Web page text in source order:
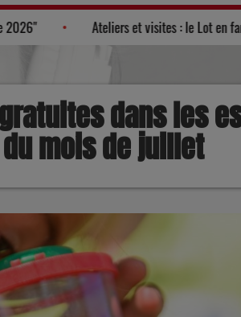
visages de la politique 2026"
dans les
mois de juillet